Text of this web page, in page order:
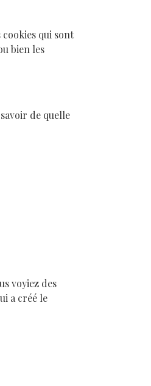
qui sont
bien les
de quelle
voyiez des
a créé le